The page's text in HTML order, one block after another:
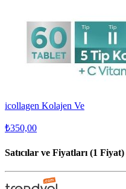
icollagen Kolajen Ve
₺350,00
Satıcılar ve Fiyatları (1 Fiyat)